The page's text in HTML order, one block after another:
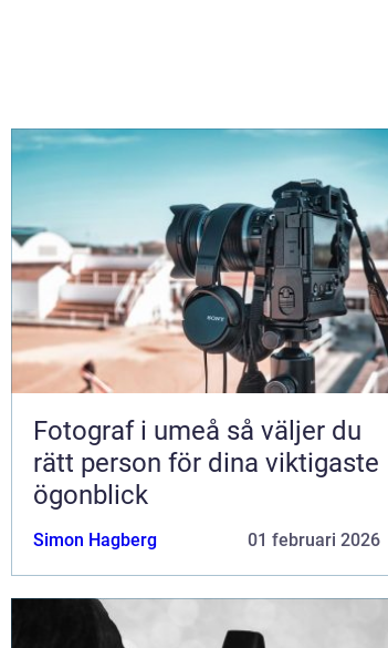
Fotograf i umeå så väljer du
rätt person för dina viktigaste
ögonblick
Simon Hagberg 01 februari 2026